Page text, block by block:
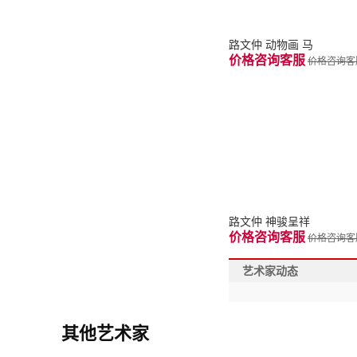
路文仲 动物画 马
价格咨询客服 价格咨询
路文仲 神骏呈祥
价格咨询客服 价格咨询
艺术家动态
其他艺术家